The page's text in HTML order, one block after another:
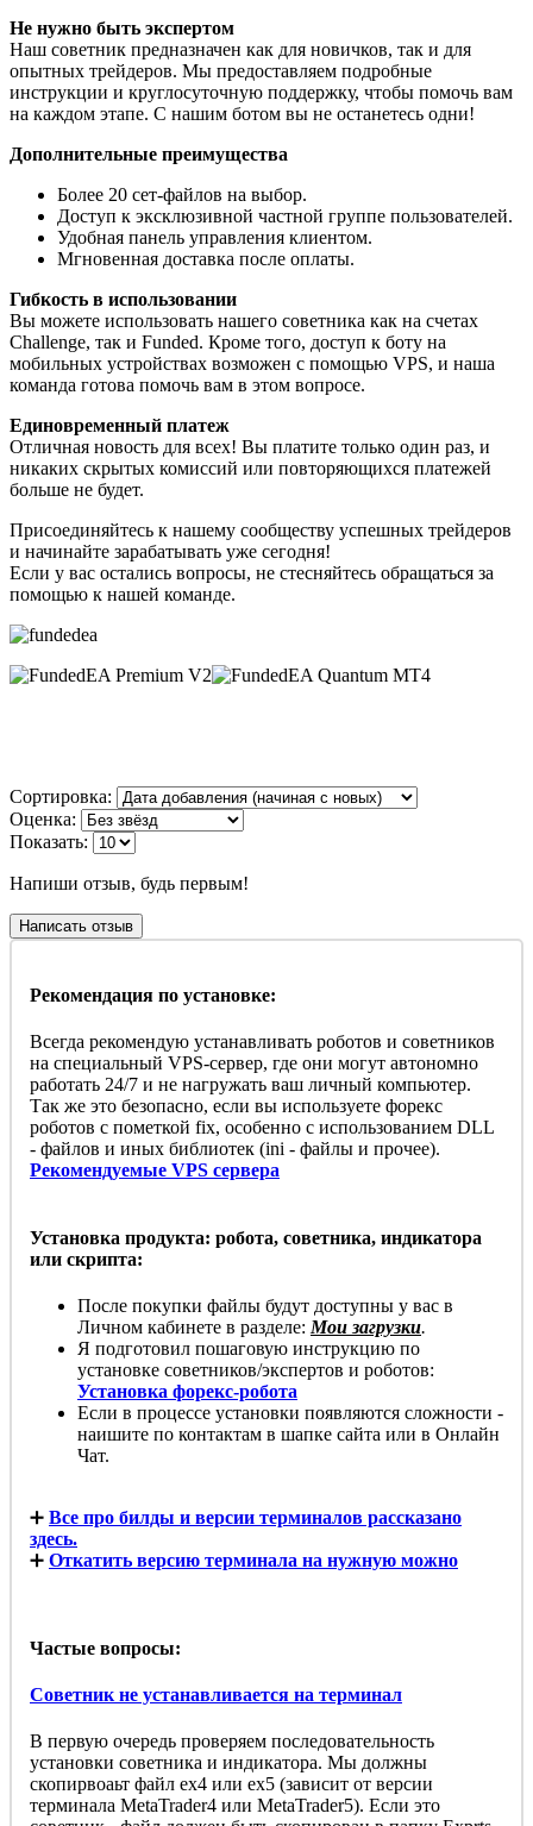
Не нужно быть экспертом
Наш советник предназначен как для новичков, так и для
опытных трейдеров. Мы предоставляем подробные
инструкции и круглосуточную поддержку, чтобы помочь вам
на каждом этапе. С нашим ботом вы не останетесь одни!
Дополнительные преимущества
Более 20 сет-файлов на выбор.
Доступ к эксклюзивной частной группе пользователей.
Удобная панель управления клиентом.
Мгновенная доставка после оплаты.
Гибкость в использовании
Вы можете использовать нашего советника как на счетах
Challenge, так и Funded. Кроме того, доступ к боту на
мобильных устройствах возможен с помощью VPS, и наша
команда готова помочь вам в этом вопросе.
Единовременный платеж
Отличная новость для всех! Вы платите только один раз, и
никаких скрытых комиссий или повторяющихся платежей
больше не будет.
Присоединяйтесь к нашему сообществу успешных трейдеров
и начинайте зарабатывать уже сегодня!
Если у вас остались вопросы, не стесняйтесь обращаться за
помощью к нашей команде.
Сортировка:
Оценка:
Показать:
Напиши отзыв, будь первым!
Написать отзыв
Рекомендация по установке:
Всегда рекомендую устанавливать роботов и советников
на специальный VPS-сервер, где они могут автономно
работать 24/7 и не нагружать ваш личный компьютер.
Так же это безопасно, если вы используете форекс
роботов с пометкой fix, особенно с использованием DLL
- файлов и иных библиотек (ini - файлы и прочее).
Рекомендуемые VPS сервера
Установка продукта: робота, советника, индикатора
или скрипта:
После покупки файлы будут доступны у вас в
Личном кабинете в разделе:Мои загрузки.
Я подготовил пошаговую инструкцию по
установке советников/экспертов и роботов:
Установка форекс-робота
Если в процессе установки появляются сложности -
наишите по контактам в шапке сайта или в Онлайн
Чат.
➕ Все про билды и версии терминалов рассказано
здесь.
➕ Откатить версию терминала на нужную можно
Частые вопросы:
Советник не устанавливается на терминал
В первую очередь проверяем последовательность
установки советника и индикатора. Мы должны
скопирвоаьт файл ex4 или ex5 (зависит от версии
терминала MetaTrader4 или MetaTrader5). Если это